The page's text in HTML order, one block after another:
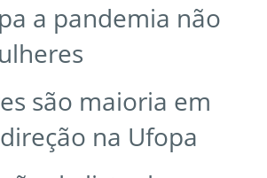
a pandemia não
são maioria em
na Ufopa